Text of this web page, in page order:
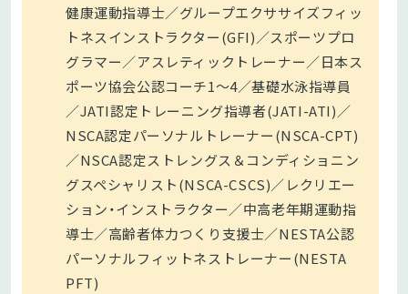
健康運動指導士／グループエクササイズフィッ
トネスインストラクター(GFI)／スポーツプロ
グラマー／アスレティックトレーナー／日本ス
ポーツ協会公認コーチ1～4／基礎水泳指導員
／JATI認定トレーニング指導者(JATI-ATI)／
NSCA認定パーソナルトレーナー(NSCA-CPT)
／NSCA認定ストレングス＆コンディショニン
グスペシャリスト(NSCA-CSCS)／レクリエー
ション・インストラクター／中高老年期運動指
導士／高齢者体力つくり支援士／NESTA公認
パーソナルフィットネストレーナー(NESTA
PFT)